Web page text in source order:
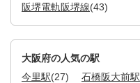
阪堺電軌阪堺線(43)
大阪府の人気の駅
今里駅(27) 石橋阪大前駅